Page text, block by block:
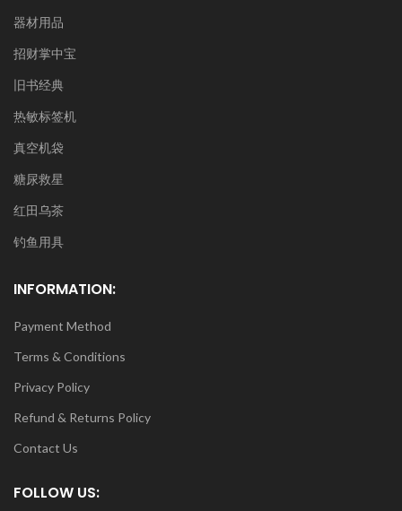
器材用品
招财掌中宝
旧书经典
热敏标签机
真空机袋
糖尿救星
红田乌茶
钓鱼用具
INFORMATION:
Payment Method
Terms & Conditions
Privacy Policy
Refund & Returns Policy
Contact Us
FOLLOW US: